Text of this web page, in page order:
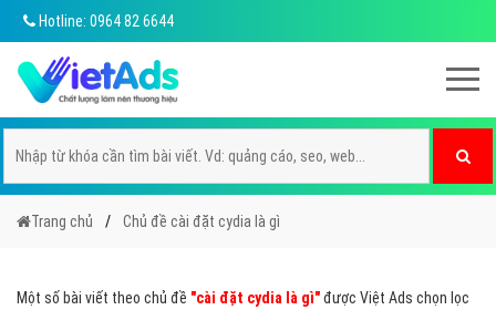
Hotline: 0964 82 6644
Trang chủ Chủ đề cài đặt cydia là gì
Một số bài viết theo chủ đề "cài đặt cydia là gì"được Việt Ads chọn lọc